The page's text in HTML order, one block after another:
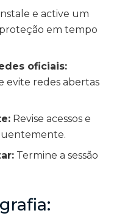
Instale e active um
em tempo
oficiais:
evite redes abertas
Revise acessos e
Termine a sessão